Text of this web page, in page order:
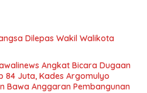
Dilepas Wakil Walikota
Angkat Bicara Dugaan
84 Juta, Kades Argomulyo
Bawa Anggaran Pembangunan